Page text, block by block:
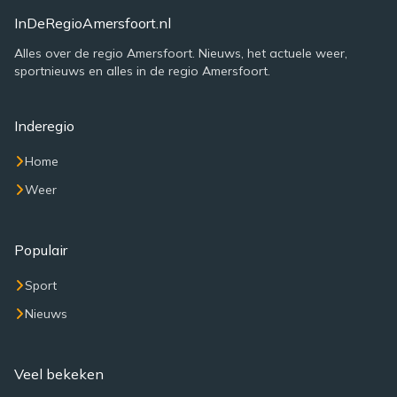
InDeRegioAmersfoort.nl
Alles over de regio Amersfoort. Nieuws, het actuele weer,
sportnieuws en alles in de regio Amersfoort.
Inderegio
Home
Weer
Populair
Sport
Nieuws
Veel bekeken